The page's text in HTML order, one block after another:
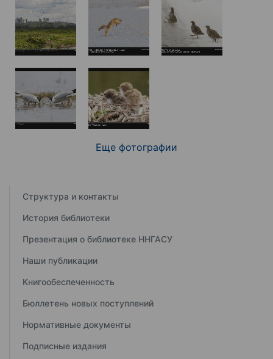
Еще фотографии
Структура и контакты
История библиотеки
Презентация о библиотеке ННГАСУ
Наши публикации
Книгообеспеченность
Бюллетень новых поступлений
Нормативные документы
Подписные издания